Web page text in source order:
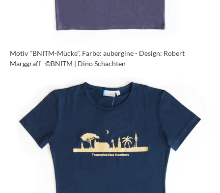
Motiv "BNITM-Mücke", Farbe: aubergine - Design: Robert
Marggraff ©BNITM | Dino Schachten